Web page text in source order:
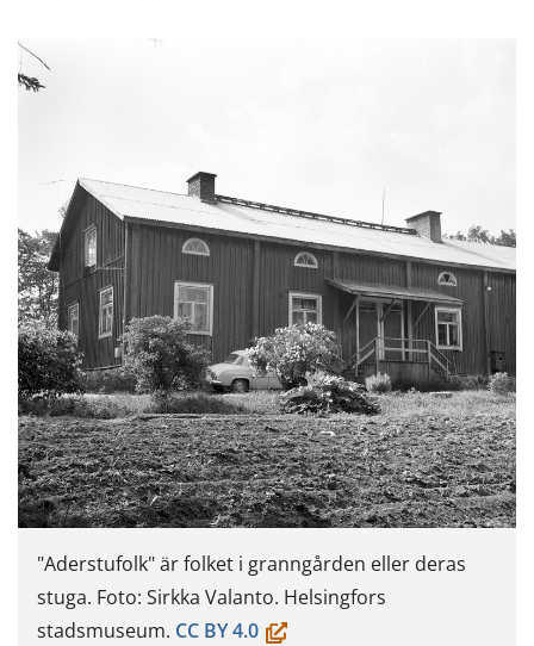
"Aderstufolk" är folket i granngården eller deras
stuga. Foto: Sirkka Valanto. Helsingfors
stadsmuseum. CC BY 4.0(öppnas